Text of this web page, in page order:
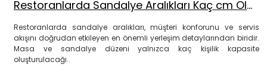
Restoranlarda Sandalye Aralıkları Kaç cm Olmalı?
Restoranlarda sandalye aralıkları, müşteri konforunu ve servis
akışını doğrudan etkileyen en önemli yerleşim detaylarından biridir.
Masa ve sandalye düzeni yalnızca kaç kişilik kapasite
oluşturulacağı..